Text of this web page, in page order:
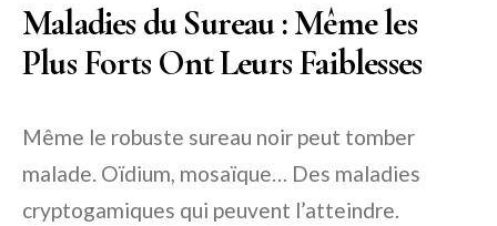
Maladies du Sureau : Même les
Plus Forts Ont Leurs Faiblesses
Même le robuste sureau noir peut tomber
malade. Oïdium, mosaïque… Des maladies
cryptogamiques qui peuvent l’atteindre.